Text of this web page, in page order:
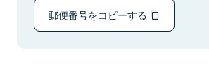
郵便番号をコピーする